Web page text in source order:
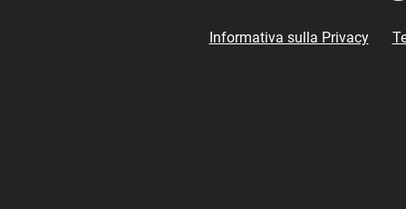
Informativa sulla Privacy